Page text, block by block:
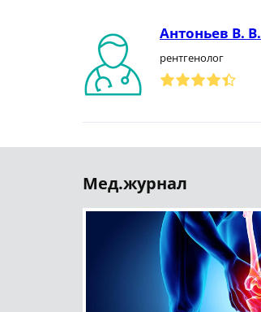
Антоньев В. В.
рентгенолог
Мед.журнал